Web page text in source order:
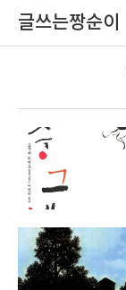
글쓰는짱순이